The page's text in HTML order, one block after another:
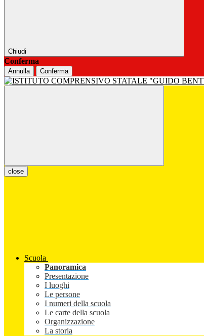
Chiudi
Conferma
Annulla Conferma
close
Scuola
Panoramica
Presentazione
I luoghi
Le persone
I numeri della scuola
Le carte della scuola
Organizzazione
La storia